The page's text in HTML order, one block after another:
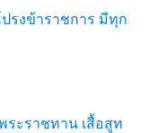
รงข้าราชการ มีทุก
ระราชทาน เสื้อสูท